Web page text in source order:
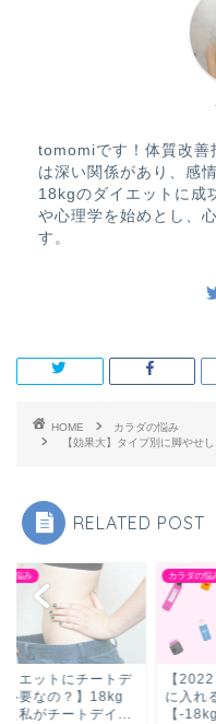
tomomiです！体質改善
は深い関係があり、感
18kgのダイエットに成
や心理学を始めとし、
す。
HOME
カラダの悩み
【効果大】タイプ別に脚やせ
RELATED POST
の悩み
イエットにチートデ
必要なの？】18kg
た私がチートデイ...
カラダの悩
【
に入れ
【-